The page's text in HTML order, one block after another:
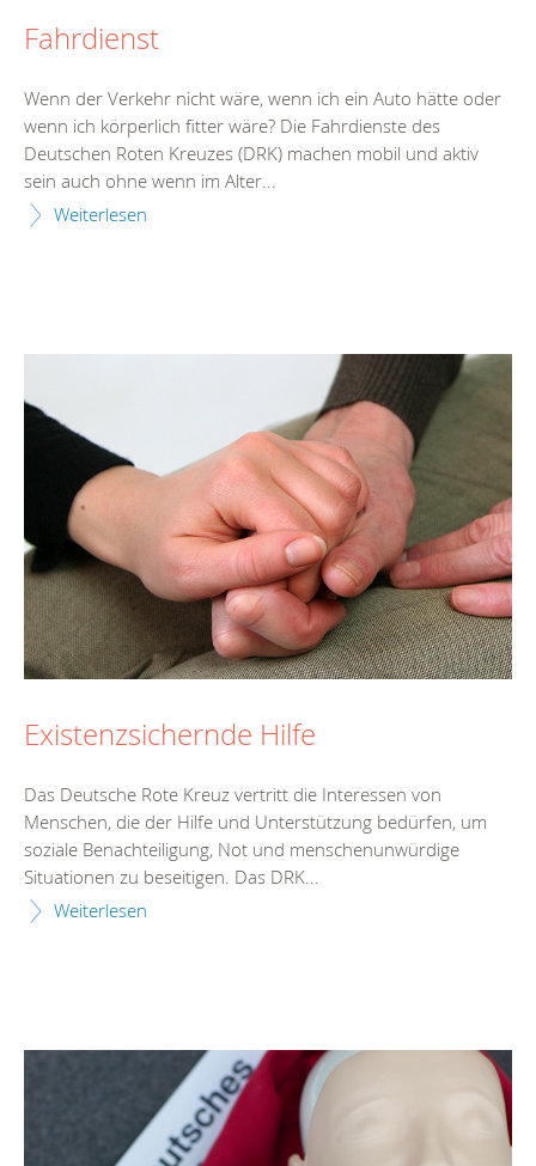
Fahrdienst
Wenn der Verkehr nicht wäre, wenn ich ein Auto hätte oder
wenn ich körperlich fitter wäre? Die Fahrdienste des
Deutschen Roten Kreuzes (DRK) machen mobil und aktiv
sein auch ohne wenn im Alter...
Weiterlesen
Existenzsichernde Hilfe
Das Deutsche Rote Kreuz vertritt die Interessen von
Menschen, die der Hilfe und Unterstützung bedürfen, um
soziale Benachteiligung, Not und menschenunwürdige
Situationen zu beseitigen. Das DRK...
Weiterlesen